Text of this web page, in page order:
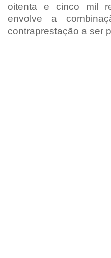
oitenta e cinco mil
envolve a
contraprestação a ser